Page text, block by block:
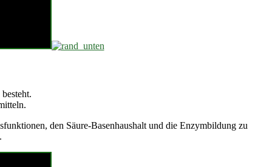
den Säure-Basenhaushalt und die Enzymbildung zu